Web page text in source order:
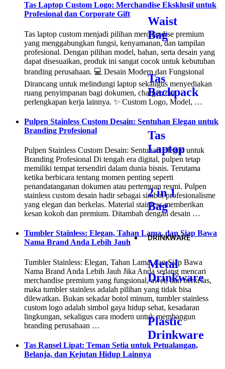
Waist
Bag
Tas
Backpack
Tas
Laptop
2 in 1
Bag
DRINKWARE
Metal
Drinkware
Plastic
Drinkware
Tas Laptop Custom Logo: Merchandise Eksklusif untuk
Profesional dan Corporate Gift
Tas laptop custom menjadi pilihan merchandise premium
yang menggabungkan fungsi, kenyamanan, dan tampilan
profesional. Dengan pilihan model, bahan, serta desain yang
dapat disesuaikan, produk ini sangat cocok untuk kebutuhan
branding perusahaan. 💻 Desain Modern dan Fungsional
Dirancang untuk melindungi laptop sekaligus menyediakan
ruang penyimpanan bagi dokumen, charger, dan
perlengkapan kerja lainnya. ✨ Custom Logo, Model, …
Pulpen Stainless Custom Desain: Sentuhan Elegan untuk
Branding Profesional
Pulpen Stainless Custom Desain: Sentuhan Elegan untuk
Branding Profesional Di tengah era digital, pulpen tetap
memiliki tempat tersendiri dalam dunia bisnis. Terutama
ketika berbicara tentang momen penting seperti
penandatanganan dokumen atau pertemuan resmi. Pulpen
stainless custom desain hadir sebagai simbol profesionalisme
yang elegan dan berkelas. Material stainless memberikan
kesan kokoh dan premium. Ditambah dengan desain …
Tumbler Stainless: Elegan, Tahan Lama, dan Siap Bawa
Nama Brand Anda Lebih Jauh
Tumbler Stainless: Elegan, Tahan Lama, dan Siap Bawa
Nama Brand Anda Lebih Jauh Jika Anda sedang mencari
merchandise premium yang fungsional, awet, dan berkelas,
maka tumbler stainless adalah pilihan yang tidak bisa
dilewatkan. Bukan sekadar botol minum, tumbler stainless
custom logo adalah simbol gaya hidup sehat, kesadaran
lingkungan, sekaligus cara modern untuk membangun
branding perusahaan …
Tas Ransel Lipat: Teman Setia untuk Petualangan,
Belanja, dan Kejutan Hidup Lainnya